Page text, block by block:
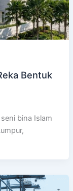
Bentuk
bina Islam